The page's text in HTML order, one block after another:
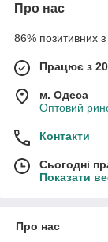
Про нас
86% позитивних з
Працює з
м. Одеса
Оптовий
Контакти
Сьогодні
Показати
Про нас